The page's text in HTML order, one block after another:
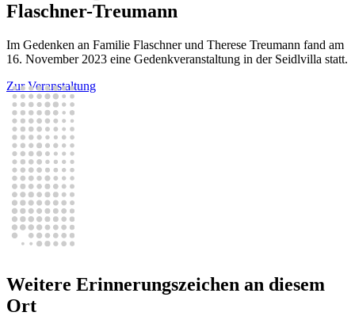
Flaschner-Treumann
Im Gedenken an Familie Flaschner und Therese Treumann fand am
16. November 2023 eine Gedenkveranstaltung in der Seidlvilla statt.
Zur Veranstaltung
Weitere Erinnerungszeichen an diesem
Ort